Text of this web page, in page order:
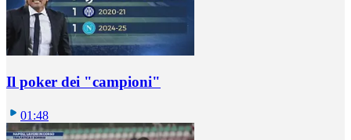
Il poker dei "campioni"
01:48